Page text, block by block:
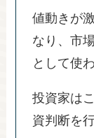
値動きが
なり、市
として使
投資家は
資判断を